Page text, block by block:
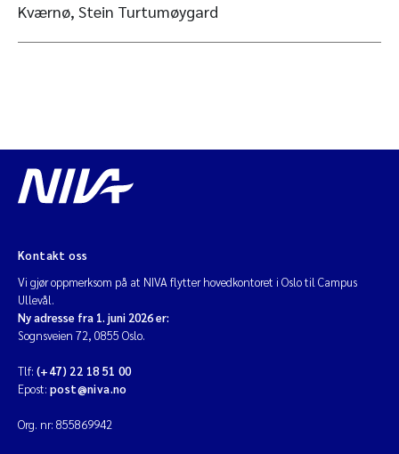
Kværnø, Stein Turtumøygard
Kontakt oss
Vi gjør oppmerksom på at NIVA flytter hovedkontoret i Oslo til Campus
Ullevål.
Ny adresse fra 1. juni 2026 er:
Sognsveien 72, 0855 Oslo.
Tlf: (+47) 22 18 51 00
Epost: post@niva.no
Org. nr: 855869942